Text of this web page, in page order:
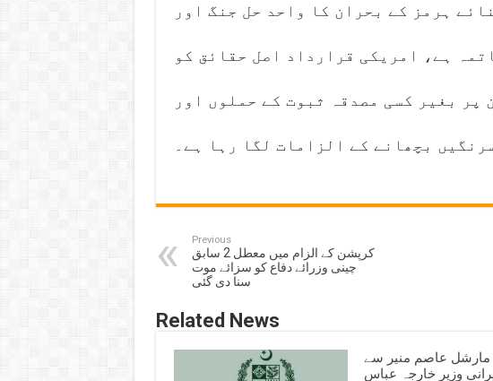
ہرمز کے بحران کا واحد حل جنگ اور
ہے، امریکی قرارداد اصل حقائق کو
پر بغیر کسی مصدقہ ثبوت کے حملوں اور
بچھانے کے الزامات لگا رہا ہے۔
Previous
کرپشن کے الزام میں معطل 2 سابق
چینی وزرائے دفاع کو سزائے موت
سنا دی گئی
Related News
مارشل عاصم منیر سے
وزیر خارجہ عباس